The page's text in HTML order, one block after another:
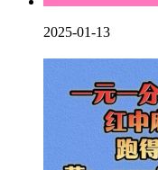
2025-01-13